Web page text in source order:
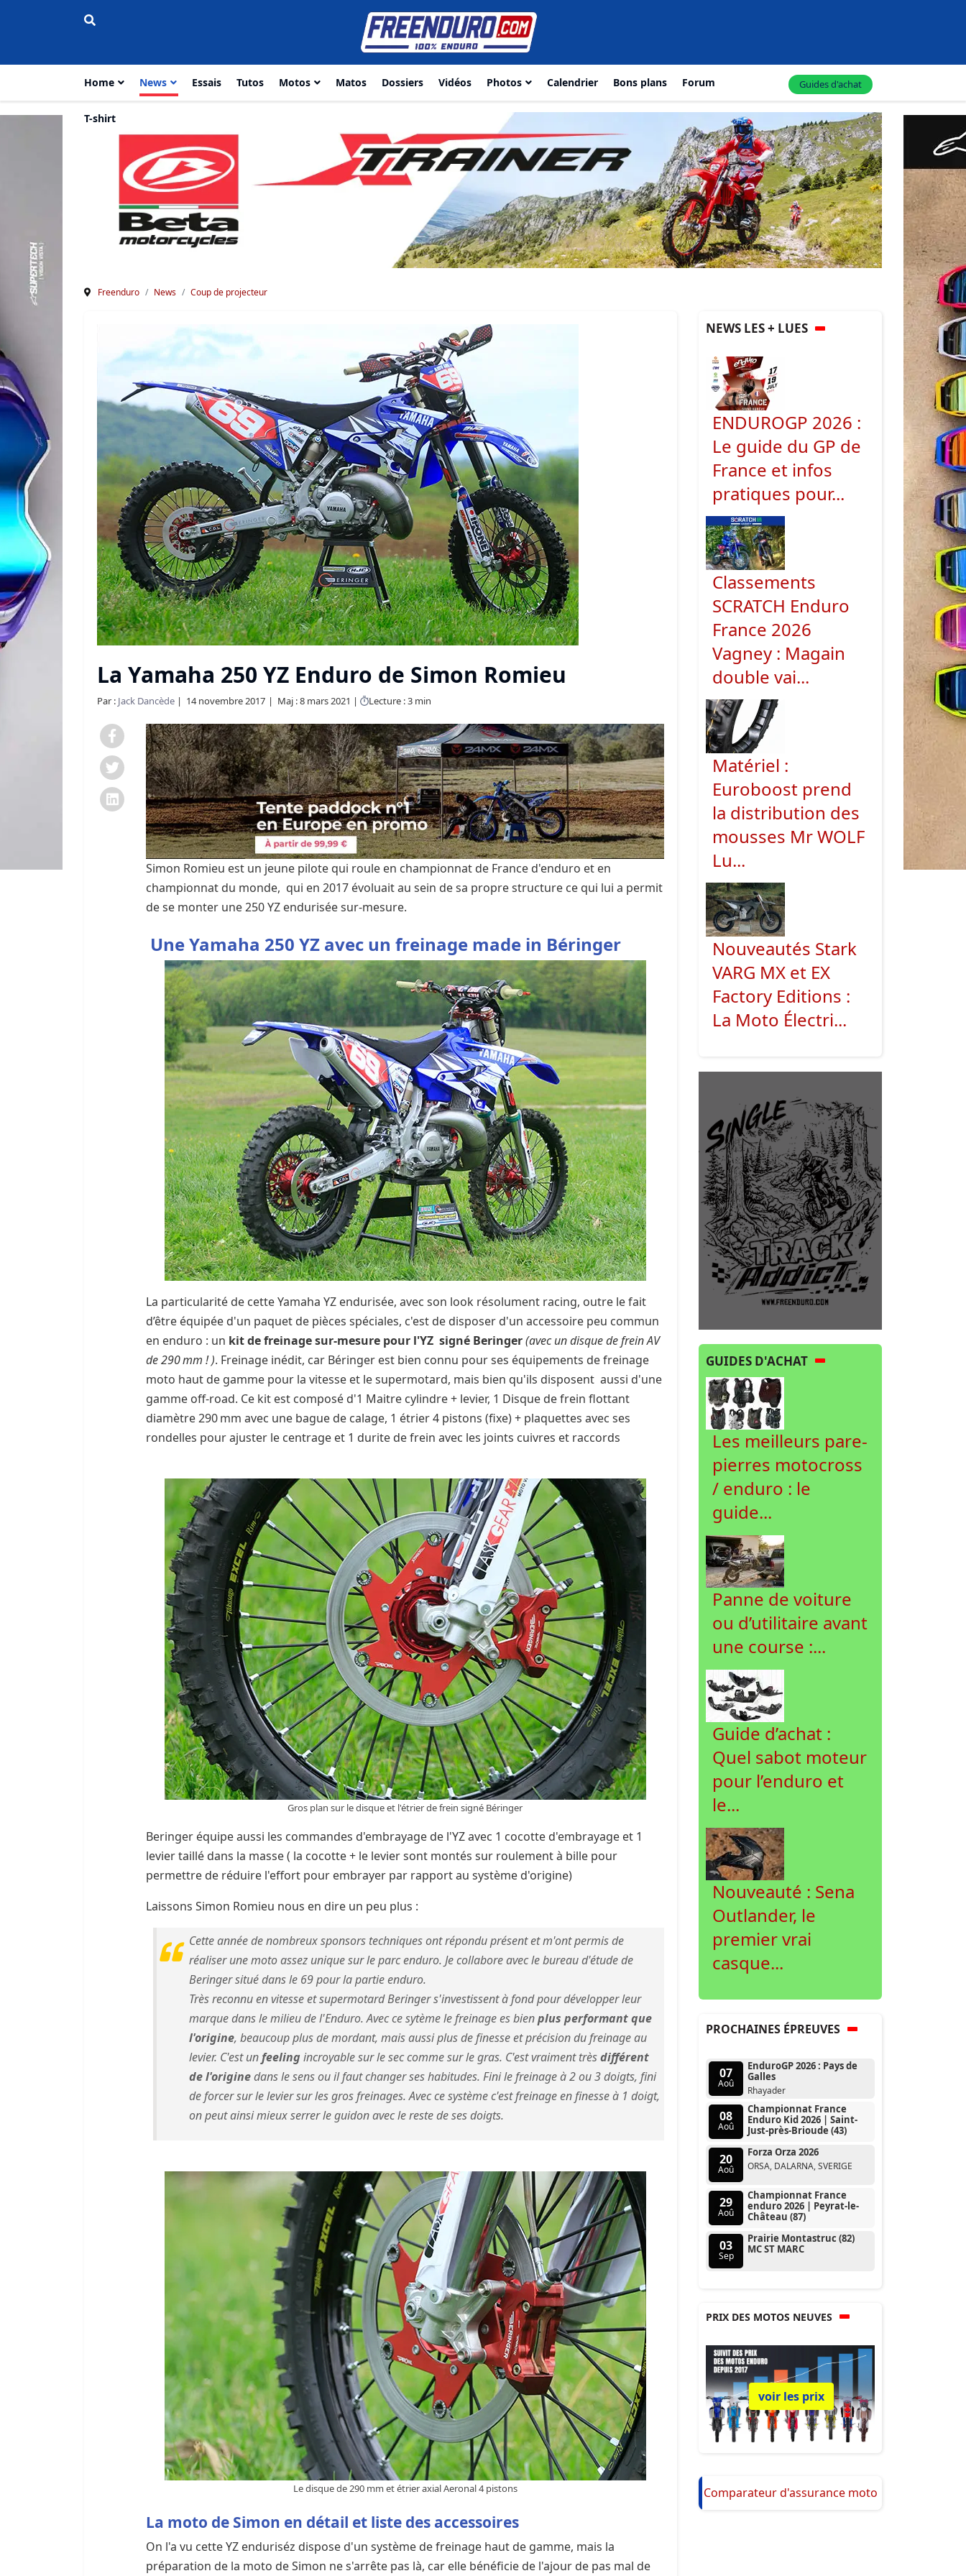
Home News Essais Tutos Motos Matos Dossiers Vidéos Photos Calendrier Bons plans Forum
T-shirt
Guides d'achat
Freenduro News Coup de projecteur
La Yamaha 250 YZ Enduro de Simon Romieu
Par : Jack Dancède 14 novembre 2017 Maj : 8 mars 2021 Lecture : 3 min
Simon Romieu est un jeune pilote qui roule en championnat de France d'enduro et en
championnat du monde, qui en 2017 évoluait au sein de sa propre structure ce qui lui a permit
de se monter une 250 YZ endurisée sur-mesure.
Une Yamaha 250 YZ avec un freinage made in Béringer
La particularité de cette Yamaha YZ endurisée, avec son look résolument racing, outre le fait
d’être équipée d'un paquet de pièces spéciales, c'est de disposer d'un accessoire peu commun
en enduro : un kit de freinage sur-mesure pour l'YZ signé Beringer(avec un disque de frein AV
de 290 mm ! ). Freinage inédit, car Béringer est bien connu pour ses équipements de freinage
moto haut de gamme pour la vitesse et le supermotard, mais bien qu'ils disposent aussi d'une
gamme off-road. Ce kit est composé d'1 Maitre cylindre + levier, 1 Disque de frein flottant
diamètre 290 mm avec une bague de calage, 1 étrier 4 pistons (fixe) + plaquettes avec ses
rondelles pour ajuster le centrage et 1 durite de frein avec les joints cuivres et raccords
Gros plan sur le disque et l'étrier de frein signé Béringer
Beringer équipe aussi les commandes d'embrayage de l'YZ avec 1 cocotte d'embrayage et 1
levier taillé dans la masse ( la cocotte + le levier sont montés sur roulement à bille pour
permettre de réduire l'effort pour embrayer par rapport au système d'origine)
Laissons Simon Romieu nous en dire un peu plus :
Cette année de nombreux sponsors techniques ont répondu présent et m'ont permis de
réaliser une moto assez unique sur le parc enduro. Je collabore avec le bureau d'étude de
Beringer situé dans le 69 pour la partie enduro.
Très reconnu en vitesse et supermotard Beringer s'investissent à fond pour développer leur
marque dans le milieu de l'Enduro. Avec ce sytème le freinage es bienplus performant que
l'origine, beaucoup plus de mordant, mais aussi plus de finesse et précision du freinage au
levier. C'est unfeeling incroyable sur le sec comme sur le gras. C'est vraiment trèsdifférent
de l'originedans le sens ou il faut changer ses habitudes. Fini le freinage à 2 ou 3 doigts, fini
de forcer sur le levier sur les gros freinages. Avec ce système c'est freinage en finesse à 1 doigt,
on peut ainsi mieux serrer le guidon avec le reste de ses doigts.
Le disque de 290 mm et étrier axial Aeronal 4 pistons
La moto de Simon en détail et liste des accessoires
On l'a vu cette YZ enduriséz dispose d'un système de freinage haut de gamme, mais la
préparation de la moto de Simon ne s'arrête pas là, car elle bénéficie de l'ajour de pas mal de
NEWS LES + LUES
ENDUROGP 2026 :
Le guide du GP de
France et infos
pratiques pour...
Classements
SCRATCH Enduro
France 2026
Vagney : Magain
double vai...
Matériel :
Euroboost prend
la distribution des
mousses Mr WOLF
Lu...
Nouveautés Stark
VARG MX et EX
Factory Editions :
La Moto Électri...
GUIDES D'ACHAT
Les meilleurs pare-
pierres motocross
/ enduro : le
guide...
Panne de voiture
ou d’utilitaire avant
une course :...
Guide d’achat :
Quel sabot moteur
pour l’enduro et
le...
Nouveauté : Sena
Outlander, le
premier vrai
casque...
PROCHAINES ÉPREUVES
07
Aoû
EnduroGP 2026 : Pays de
Galles
Rhayader
08
Aoû
Championnat France
Enduro Kid 2026 | Saint-
Just-près-Brioude (43)
20
Aoû
Forza Orza 2026
ORSA, DALARNA, SVERIGE
29
Aoû
Championnat France
enduro 2026 | Peyrat-le-
Château (87)
03
Sep
Prairie Montastruc (82)
MC ST MARC
PRIX DES MOTOS NEUVES
voir les prix
Comparateur d'assurance moto